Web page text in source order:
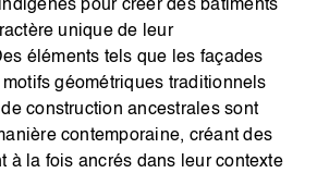
pour créer des bâtiments
unique de leur
éléments tels que les façades
géométriques traditionnels
construction ancestrales sont
contemporaine, créant des
à la fois ancrés dans leur contexte